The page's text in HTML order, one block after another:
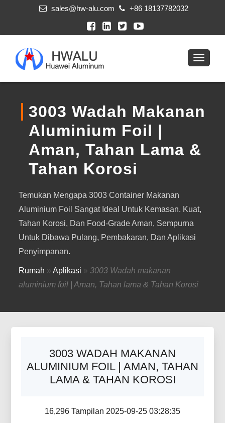
sales@hw-alu.com +86 18137782032
3003 Wadah Makanan
Aluminium Foil |
Aman, Tahan Lama &
Tahan Korosi
Temukan Mengapa 3003 Container Makanan
Aluminium Foil Sangat Ideal Untuk Kemasan. Kuat,
Tahan Korosi, Dan Food-Grade Aman, Sempurna
Untuk Dibawa Pulang, Pembakaran, Dan Aplikasi
Penyimpanan.
Rumah »Aplikasi »3003 Wadah makanan
aluminium foil | Aman, Tahan lama & Tahan Korosi
3003 WADAH MAKANAN
ALUMINIUM FOIL | AMAN, TAHAN
LAMA & TAHAN KOROSI
16,296 Tampilan 2025-09-25 03:28:35